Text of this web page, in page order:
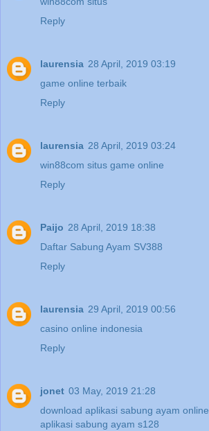
Reply
laurensia 28 April, 2019 03:19
game online terbaik
Reply
laurensia 28 April, 2019 03:24
win88com situs game online
Reply
Paijo 28 April, 2019 18:38
Daftar Sabung Ayam SV388
Reply
laurensia 29 April, 2019 00:56
casino online indonesia
Reply
jonet 03 May, 2019 21:28
download aplikasi sabung ayam online
aplikasi sabung ayam s128